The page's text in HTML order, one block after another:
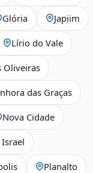
Glória Japiim
Lírio do Vale
Oliveiras
das Graças
Nova Cidade
Planalto